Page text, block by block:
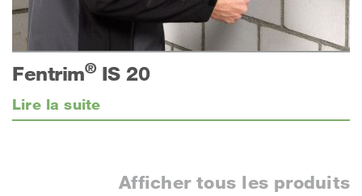
Fentrim®IS 20
Lire la suite
Afficher tous les produits